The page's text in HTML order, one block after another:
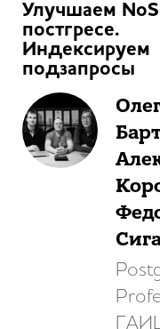
Улучшаем
постгресе.
Индексируем
подзапросы